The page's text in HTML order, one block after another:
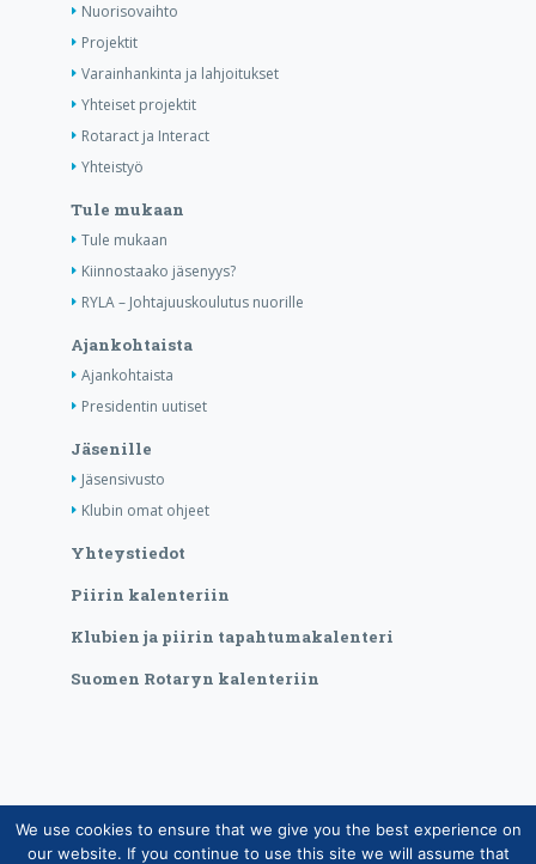
Nuorisovaihto
Projektit
Varainhankinta ja lahjoitukset
Yhteiset projektit
Rotaract ja Interact
Yhteistyö
Tule mukaan
Tule mukaan
Kiinnostaako jäsenyys?
RYLA – Johtajuuskoulutus nuorille
Ajankohtaista
Ajankohtaista
Presidentin uutiset
Jäsenille
Jäsensivusto
Klubin omat ohjeet
Yhteystiedot
Piirin kalenteriin
Klubien ja piirin tapahtumakalenteri
Suomen Rotaryn kalenteriin
Copyright © Suomen Rotarypalvelu ry 2026 |
We use cookies to ensure that we give you the best experience on
our website. If you continue to use this site we will assume that